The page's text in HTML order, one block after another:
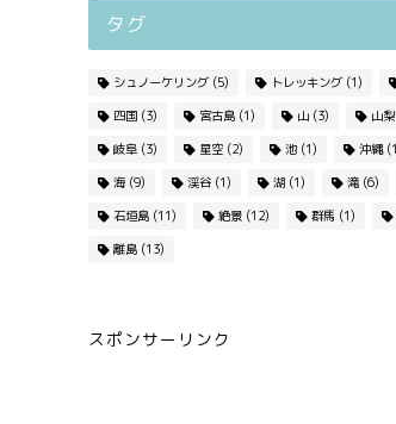
タグ
シュノーケリング(5) トレッキング(1)
四国(3) 宮古島(1) 山(3) 山梨
岐阜(3) 星空(2) 池(1) 沖縄
海(9) 渓谷(1) 湖(1) 滝(6)
石垣島(11) 絶景(12) 群馬 (1)
離島(13)
スポンサーリンク